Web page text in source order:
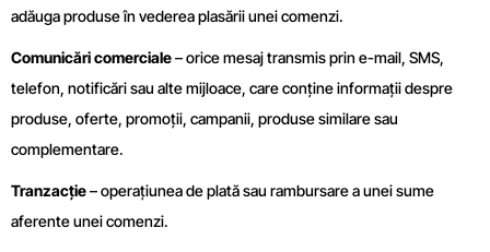
adăuga produse în vederea plasării unei comenzi.
Comunicări comerciale– orice mesaj transmis prin e-mail, SMS,
telefon, notificări sau alte mijloace, care conține informații despre
produse, oferte, promoții, campanii, produse similare sau
complementare.
Tranzacție– operațiunea de plată sau rambursare a unei sume
aferente unei comenzi.